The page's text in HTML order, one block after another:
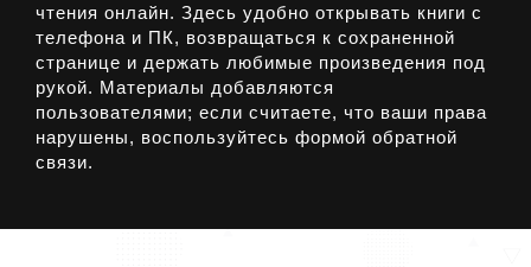
чтения онлайн. Здесь удобно открывать книги с
телефона и ПК, возвращаться к сохраненной
странице и держать любимые произведения под
рукой. Материалы добавляются
пользователями; если считаете, что ваши права
нарушены, воспользуйтесь формой обратной
связи.